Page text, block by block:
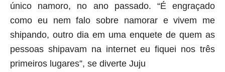
único namoro, no ano passado. “É engraçado
como eu nem falo sobre namorar e vivem me
shipando, outro dia em uma enquete de quem as
pessoas shipavam na internet eu fiquei nos três
primeiros lugares”, se diverte Juju